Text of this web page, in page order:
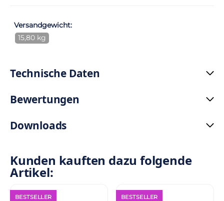
Versandgewicht:
15,80 kg
Technische Daten
Bewertungen
Downloads
Kunden kauften dazu folgende
Artikel:
BESTSELLER BESTSELLER